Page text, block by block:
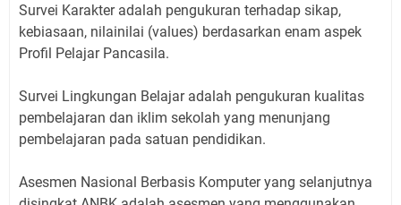
Survei Karakter adalah pengukuran terhadap sikap,
kebiasaan, nilainilai (values) berdasarkan enam aspek
Profil Pelajar Pancasila.
Survei Lingkungan Belajar adalah pengukuran kualitas
pembelajaran dan iklim sekolah yang menunjang
pembelajaran pada satuan pendidikan.
Asesmen Nasional Berbasis Komputer yang selanjutnya